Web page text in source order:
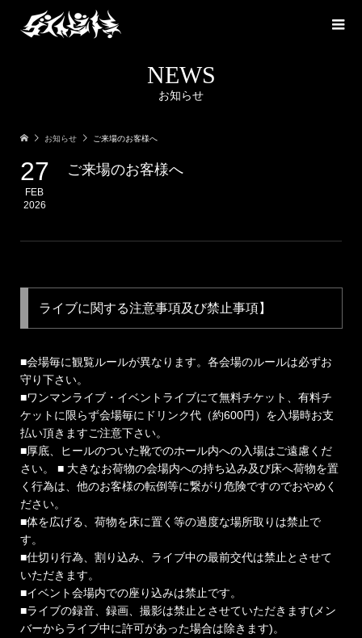
NEWS
お知らせ
お知らせ ご来場のお客様へ
27
FEB
2026
ご来場のお客様へ
ライブに関する注意事項及び禁止事項】
■会場毎に観覧ルールが異なります。各会場のルールは必ずお
守り下さい。
■ワンマンライブ・イベントライブにて無料チケット、有料チ
ケットに限らず会場毎にドリンク代（約600円）を入場時お支
払い頂きますご注意下さい。
■厚底、ヒールのついた靴でのホール内への入場はご遠慮くだ
さい。 ■ 大きなお荷物の会場内への持ち込み及び床へ荷物を置
く行為は、他のお客様の転倒等に繋がり危険ですのでおやめく
ださい。
■体を広げる、荷物を床に置く等の過度な場所取りは禁止で
す。
■仕切り行為、割り込み、ライブ中の最前交代は禁止とさせて
いただきます。
■イベント会場内での座り込みは禁止です。
■ライブの録音、録画、撮影は禁止とさせていただきます(メン
バーからライブ中に許可があった場合は除きます)。